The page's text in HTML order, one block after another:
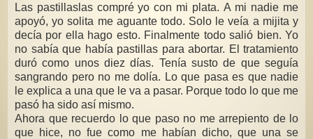
Las pastillaslas compré yo con mi plata. A mi nadie me
apoyó, yo solita me aguante todo. Solo le veía a mijita y
decía por ella hago esto. Finalmente todo salió bien. Yo
no sabía que había pastillas para abortar. El tratamiento
duró como unos diez días. Tenía susto de que seguía
sangrando pero no me dolía. Lo que pasa es que nadie
le explica a una que le va a pasar. Porque todo lo que me
pasó ha sido así mismo.
Ahora que recuerdo lo que paso no me arrepiento de lo
que hice, no fue como me habían dicho, que una se